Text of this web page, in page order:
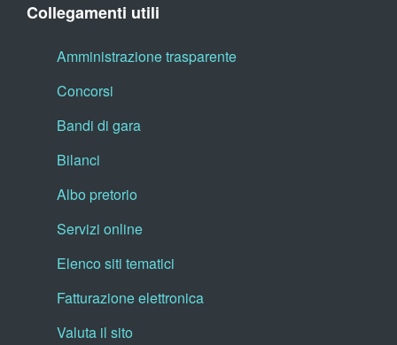
Collegamenti utili
Amministrazione trasparente
Concorsi
Bandi di gara
Bilanci
Albo pretorio
Servizi online
Elenco siti tematici
Fatturazione elettronica
Valuta il sito